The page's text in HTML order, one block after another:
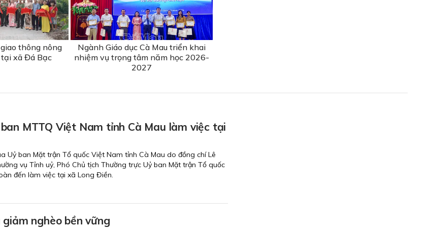
thông nông
xã Đá Bạc
Ngành Giáo dục Cà Mau triển khai
nhiệm vụ trọng tâm năm học 2026-
2027
MTTQ Việt Nam tỉnh Cà Mau làm việc tại
Uỷ ban Mặt trận Tổ quốc Việt Nam tỉnh Cà Mau do đồng chí Lê
vụ Tỉnh uỷ, Phó Chủ tịch Thường trực Uỷ ban Mặt trận Tổ quốc
đến làm việc tại xã Long Điền.
nghèo bền vững